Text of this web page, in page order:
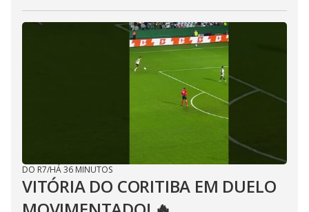
DO R7/HÁ 36 MINUTOS
VITÓRIA DO CORITIBA EM DUELO